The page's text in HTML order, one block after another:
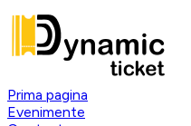
Prima pagina
Evenimente